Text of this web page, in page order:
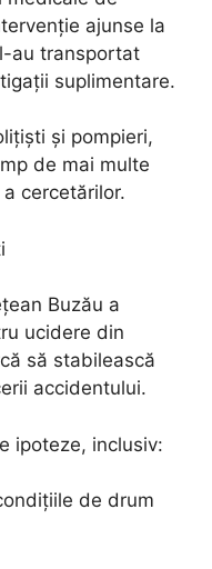
ajunse la
au transportat
suplimentare.
și pompieri,
de mai multe
cercetărilor.
Buzău a
ucidere din
să stabilească
accidentului.
ipoteze, inclusiv:
de drum